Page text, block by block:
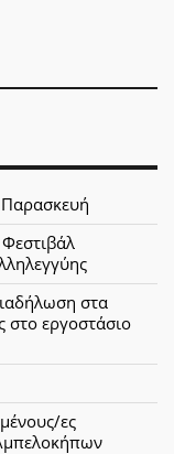
Παρασκευή
στα
στο εργοστάσιο
ες